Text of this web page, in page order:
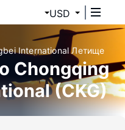
USD
International Летище
Chongqing
(CKG)